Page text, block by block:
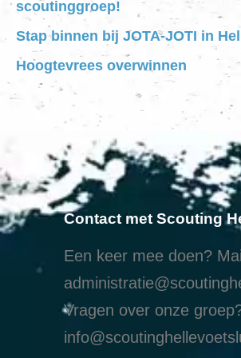
scoutinggroep!
Stap binnen bij JOTA-JOTI in
Hoogtevrees overwinnen
Contact met Scouting
Een keer mee doen?
Vragen over onze